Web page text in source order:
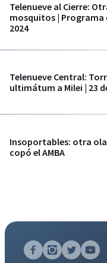
Telenueve al Cierre:
mosquitos | Programa
2024
Telenueve Central:
ultimátum a Milei | 23
Insoportables: otra
copó el AMBA